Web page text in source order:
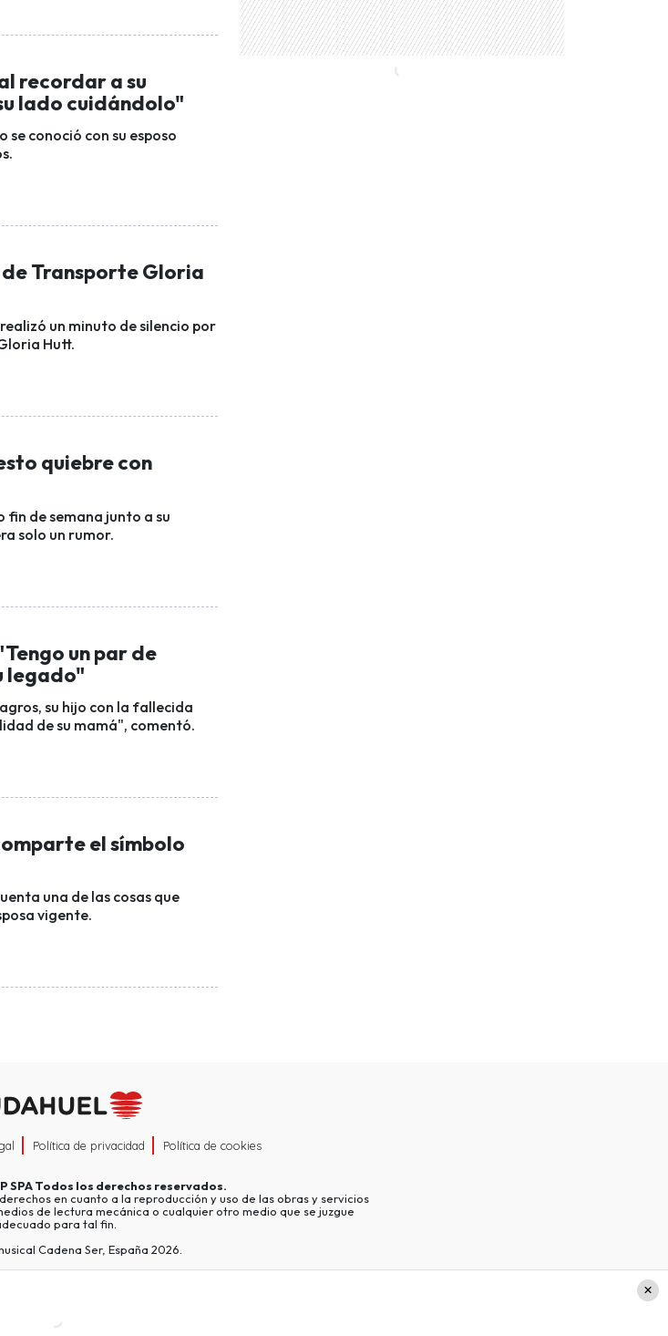
recordar a su
lado cuidándolo"
conoció con su esposo
Transporte Gloria
un minuto de silencio por
Hutt.
quiebre con
fin de semana junto a su
solo un rumor.
un par de
legado"
su hijo con la fallecida
de su mamá", comentó.
el símbolo
una de las cosas que
vigente.
Política de privacidad Política de cookies
SPATodos los derechos reservados.
derechos en cuanto a la reproducción y uso de las obras y servicios
de lectura mecánica o cualquier otro medio que se juzgue
para tal fin.
Cadena Ser, España 2026.